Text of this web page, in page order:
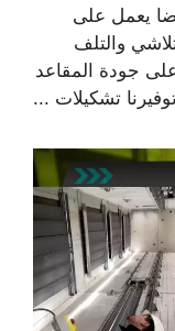
يعمل على
والتلف
جودة المقاعد
تشكيلات ...